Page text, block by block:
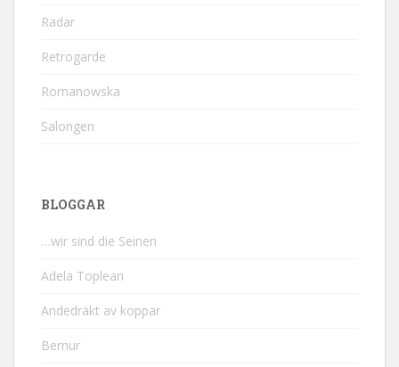
Radar
Retrogarde
Romanowska
Salongen
BLOGGAR
…wir sind die Seinen
Adela Toplean
Andedräkt av koppar
Bernur